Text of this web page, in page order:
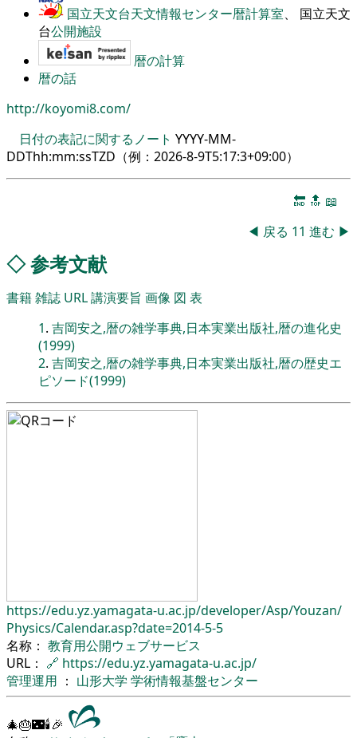
国立天文台天文情報センター暦計算室、 国立天文
台公開施設
暦の計算
暦の話
http://koyomi8.com/
日付の表記に関するノート YYYY-MM-
DDThh:mm:ssTZD（例： 2026-8-9T5:17:3+09:00）
🔚 🔝 📖
◀ 戻る 11 進む ▶
◇参考文献
書籍雑誌 URL講演要旨 画像 図 表
1. 吉岡安之,暦の雑学事典,日本実業出版社,暦の進化史
(1999)
2. 吉岡安之,暦の雑学事典,日本実業出版社,暦の歴史エ
ピソード(1999)
https://edu.yz.yamagata-u.ac.jp/developer/Asp/Youzan/
Physics/Calendar.asp?date=2014-5-5
名称： 教育用公開ウェブサービス
URL： 🔗 https://edu.yz.yamagata-u.ac.jp/
管理運用 ： 山形大学 学術情報基盤センター
🎄🎂🌃🕯🎉